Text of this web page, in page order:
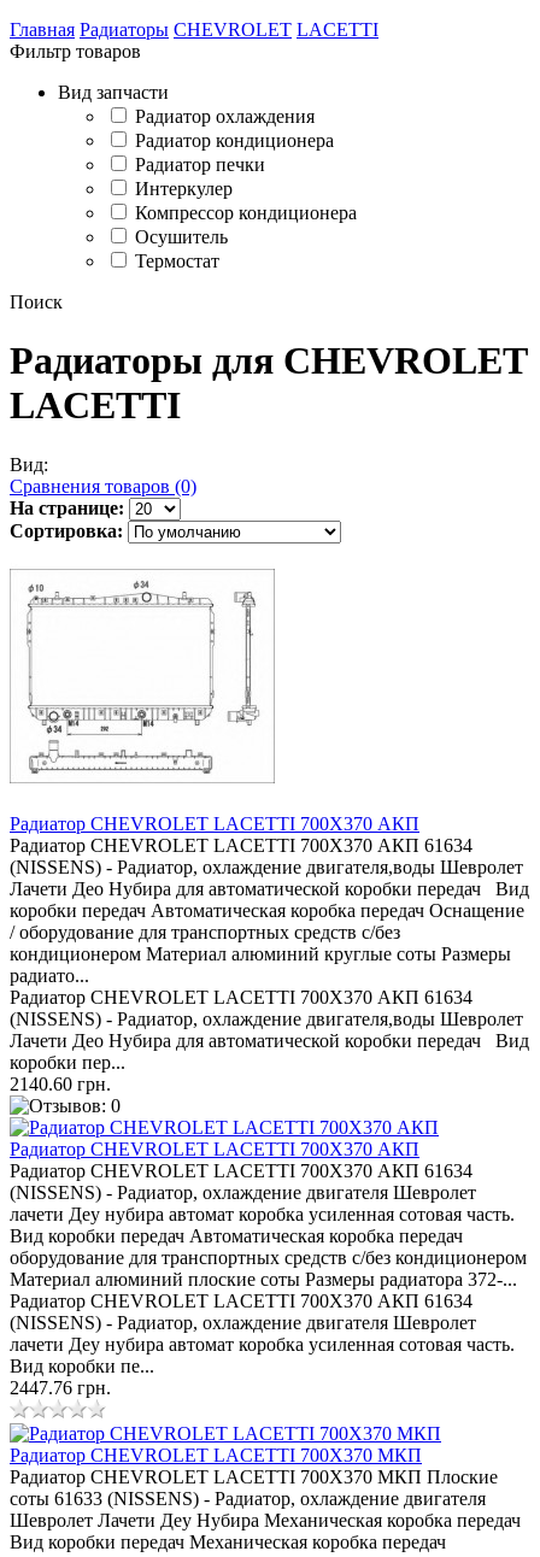
Главная Радиаторы CHEVROLET LACETTI
Фильтр товаров
Вид запчасти
Радиатор охлаждения
Радиатор кондиционера
Радиатор печки
Интеркулер
Компрессор кондиционера
Осушитель
Термостат
Поиск
Радиаторы для CHEVROLET
LACETTI
Вид:
Сравнения товаров (0)
На странице:
Сортировка:
Радиатор CHEVROLET LACETTI 700Х370 АКП
Радиатор CHEVROLET LACETTI 700Х370 АКП 61634
(NISSENS) - Радиатор, охлаждение двигателя,воды Шевролет
Лачети Део Нубира для автоматической коробки передач Вид
коробки передач Автоматическая коробка передач Оснащение
/ оборудование для транспортных средств с/без
кондиционером Материал алюминий круглые соты Размеры
радиато...
Радиатор CHEVROLET LACETTI 700Х370 АКП 61634
(NISSENS) - Радиатор, охлаждение двигателя,воды Шевролет
Лачети Део Нубира для автоматической коробки передач Вид
коробки пер...
2140.60 грн.
Радиатор CHEVROLET LACETTI 700Х370 АКП
Радиатор CHEVROLET LACETTI 700Х370 АКП 61634
(NISSENS) - Радиатор, охлаждение двигателя Шевролет
лачети Деу нубира автомат коробка усиленная сотовая часть.
Вид коробки передач Автоматическая коробка передач
оборудование для транспортных средств с/без кондиционером
Материал алюминий плоские соты Размеры радиатора 372-...
Радиатор CHEVROLET LACETTI 700Х370 АКП 61634
(NISSENS) - Радиатор, охлаждение двигателя Шевролет
лачети Деу нубира автомат коробка усиленная сотовая часть.
Вид коробки пе...
2447.76 грн.
Радиатор CHEVROLET LACETTI 700Х370 МКП
Радиатор CHEVROLET LACETTI 700Х370 МКП Плоские
соты 61633 (NISSENS) - Радиатор, охлаждение двигателя
Шевролет Лачети Деу Нубира Механическая коробка передач
Вид коробки передач Механическая коробка передач